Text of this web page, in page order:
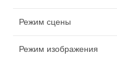
Режим сцены
Режим изображения